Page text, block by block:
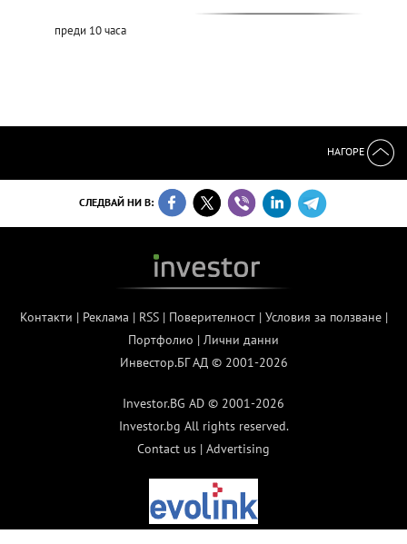
слаба активност
НАГОРЕ
СЛЕДВАЙ НИ В:
|RSS|Поверителност|Условия за ползване
Портфолио|Лични данни
Investor.BG AD © 2001-2026
Investor.bg All rights reserved.